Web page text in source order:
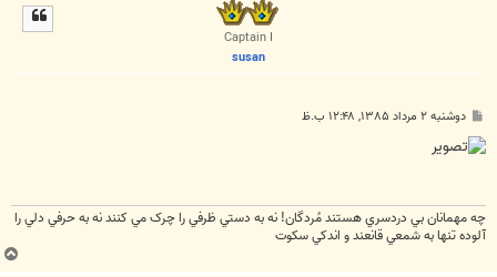
Captain I
susan
پ
ت
دوشنبه ۲ مرداد ۱۳۸۵, ۱۲:۴۸ ب.ظ
چه مهمانان بي دردسري هستند مُردگان! نه به دستي ظرفي را چرک مي کنند نه به حرفي دلي را
آلوده تنها به شمعي قانعند و اندکي سکوت
ب